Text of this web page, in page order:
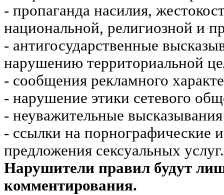
- пропаганда насилия,
национальной, религиозной и
- антигосударственные
нарушению территориальной
- сообщения рекламного
- нарушение этики сетевого
- неуважительные
- ссылки на порнографические
предложения сексуальных услуг.
Нарушители правил будут
комментирования.